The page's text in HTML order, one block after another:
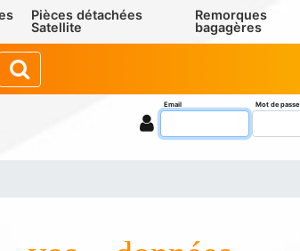
Pièces détachées
Satellite
Remorques
bagagères
Email Mot de passe